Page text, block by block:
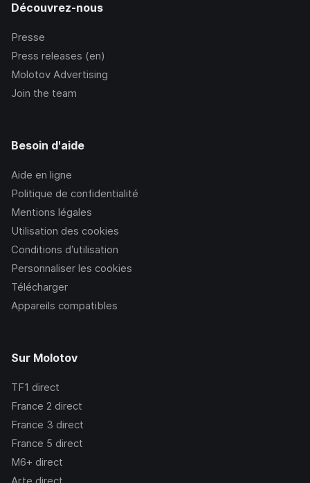
Découvrez-nous
Presse
Press releases (en)
Molotov Advertising
Join the team
Besoin d'aide
Aide en ligne
Politique de confidentialité
Mentions légales
Utilisation des cookies
Conditions d’utilisation
Personnaliser les cookies
Télécharger
Appareils compatibles
Sur Molotov
TF1 direct
France 2 direct
France 3 direct
France 5 direct
M6+ direct